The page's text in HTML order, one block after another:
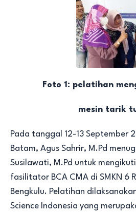
Foto 1: pelatihan
mesin tarik
Pada tanggal 12-13 September
Batam, Agus Sahrir, M.Pd
Susilawati, M.Pd untuk mengikuti
fasilitator BCA CMA di SMKN 6
Bengkulu. Pelatihan
Science Indonesia yang